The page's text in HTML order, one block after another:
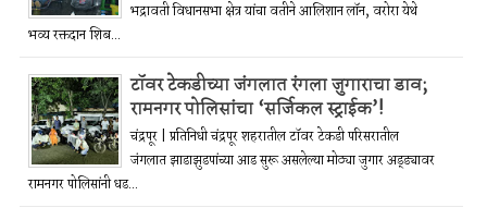
भद्रावती विधानसभा क्षेत्र यांचा वतीने आलिशान लॉन, वरोरा येथे
भव्य रक्तदान शिब...
टॉवर टेकडीच्या जंगलात रंगला जुगाराचा डाव;
रामनगर पोलिसांचा ‘सर्जिकल स्ट्राईक’!
चंद्रपूर | प्रतिनिधी चंद्रपूर शहरातील टॉवर टेकडी परिसरातील
जंगलात झाडाझुडपांच्या आड सुरू असलेल्या मोठ्या जुगार अड्ड्यावर
रामनगर पोलिसांनी धड...